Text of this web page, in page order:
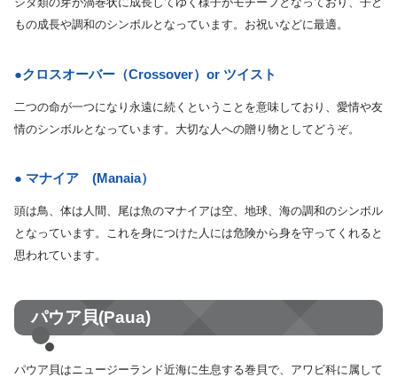
もの成長や調和のシンボルとなっています。お祝いなどに最適。
●クロスオーバー（Crossover）or ツイスト
二つの命が一つになり永遠に続くということを意味しており、愛情や友
情のシンボルとなっています。大切な人への贈り物としてどうぞ。
● マナイア (Manaia）
頭は鳥、体は人間、尾は魚のマナイアは空、地球、海の調和のシンボル
となっています。これを身につけた人には危険から身を守ってくれると
思われています。
パウア貝(Paua)
パウア貝はニュージーランド近海に生息する巻貝で、アワビ科に属して